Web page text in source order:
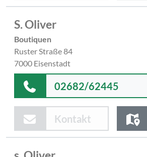
S. Oliver
Boutiquen
Ruster Straße 84
7000 Eisenstadt
02682/62445
Kontakt